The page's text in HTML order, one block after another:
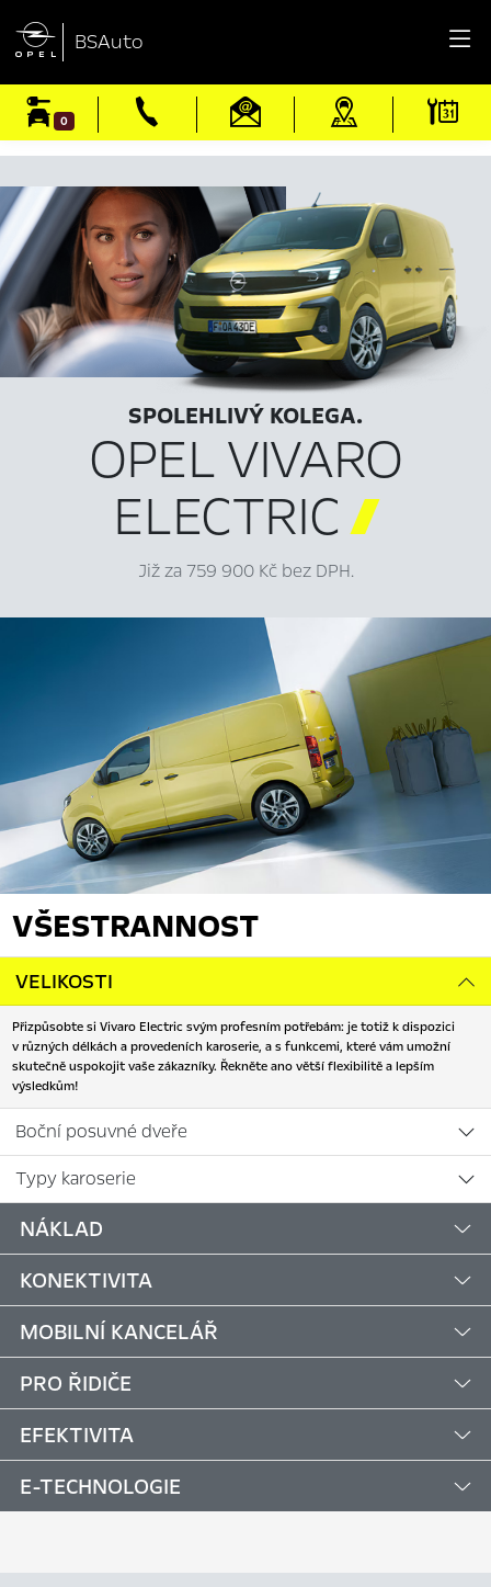
 BSAuto
0
SPOLEHLIVÝ KOLEGA.
OPEL VIVARO
ELECTRIC
Již za 759 900 Kč bez DPH.
VŠESTRANNOST
VELIKOSTI
Přizpůsobte si Vivaro Electric svým profesním potřebám: je totiž k dispozici
v různých délkách a provedeních karoserie, a s funkcemi, které vám umožní
skutečně uspokojit vaše zákazníky. Řekněte ano větší flexibilitě a lepším
výsledkům!
Boční posuvné dveře
Typy karoserie
NÁKLAD
KONEKTIVITA
MOBILNÍ KANCELÁŘ
PRO ŘIDIČE
EFEKTIVITA
E-TECHNOLOGIE